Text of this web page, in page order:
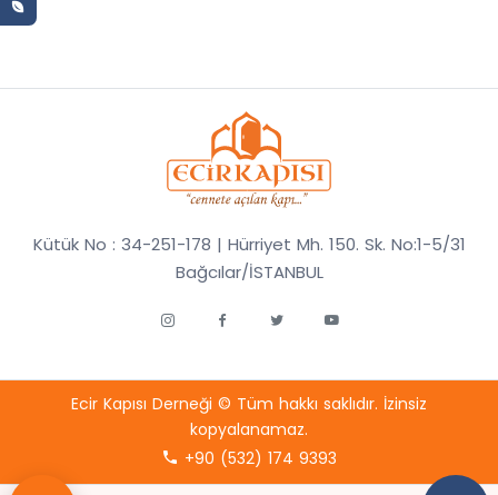
Kütük No : 34-251-178 | Hürriyet Mh. 150. Sk. No:1-5/31
Bağcılar/İSTANBUL
Ecir Kapısı Derneği © Tüm hakkı saklıdır. İzinsiz
kopyalanamaz.
+90 (532) 174 9393